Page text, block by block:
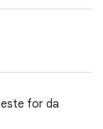
for da